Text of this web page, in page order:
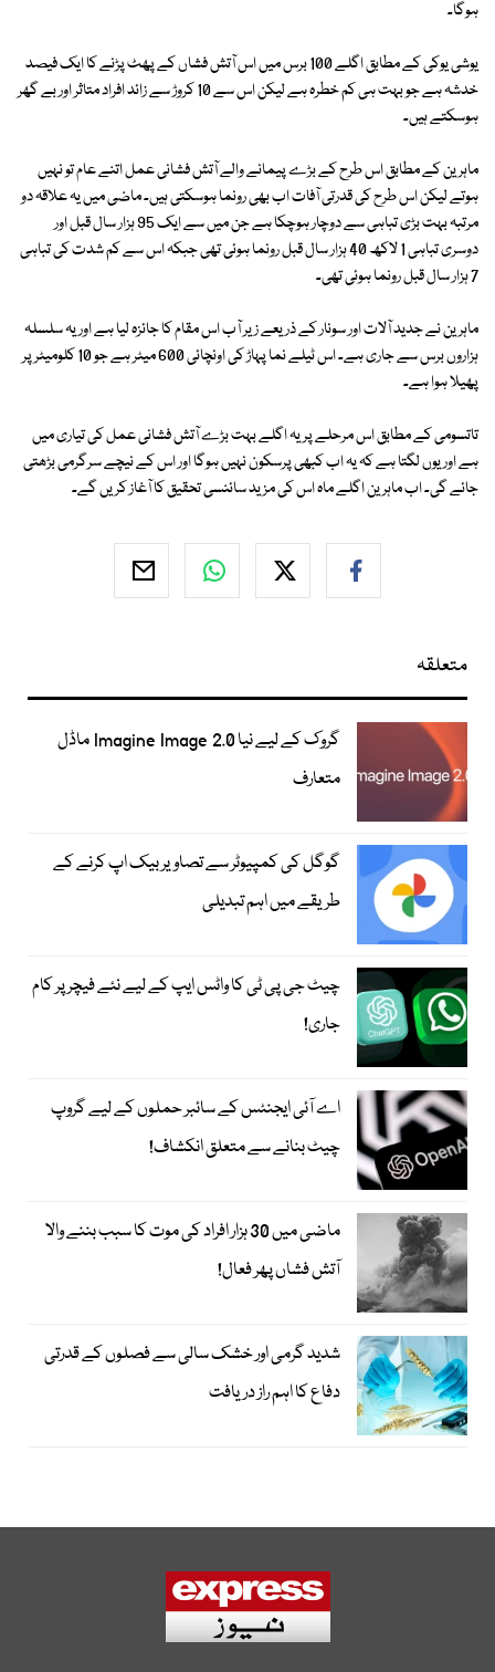
ہوگا۔
یوشی یوکی کے مطابق اگلے 100 برس میں اس آتش فشاں کے پھٹ پڑنے کا ایک فیصد
خدشہ ہے جو بہت ہی کم خطرہ ہے لیکن اس سے 10 کروڑ سے زائد افراد متاثر اور بے گھر
ہوسکتے ہیں۔
ماہرین کے مطابق اس طرح کے بڑے پیمانے والے آتش فشانی عمل اتنے عام تو نہیں
ہوتے لیکن اس طرح کی قدرتی آفات اب بھی رونما ہوسکتی ہیں۔ ماضی میں یہ علاقہ دو
مرتبہ بہت بڑی تباہی سے دوچار ہوچکا ہے جن میں سے ایک 95 ہزار سال قبل اور
دوسری تباہی 1 لاکھ 40 ہزار سال قبل رونما ہوئی تھی جبکہ اس سے کم شدت کی تباہی
7 ہزار سال قبل رونما ہوئی تھی۔
ماہرین نے جدید آلات اور سونار کے ذریعے زیر آب اس مقام کا جائزہ لیا ہے اور یہ سلسلہ
ہزاروں برس سے جاری ہے۔ اس ٹیلے نما پہاڑ کی اونچائی 600 میٹر ہے جو 10 کلومیٹر پر
پھیلا ہوا ہے۔
تاتسومی کے مطابق اس مرحلے پر یہ اگلے بہت بڑے آتش فشانی عمل کی تیاری میں
ہے اور یوں لگتا ہے کہ یہ اب کبھی پرسکون نہیں ہوگا اور اس کے نیچے سرگرمی بڑھتی
جائے گی۔ اب ماہرین اگلے ماہ اس کی مزید سائنسی تحقیق کا آغاز کریں گے۔
متعلقہ
گروک کے لیے نیا Imagine Image 2.0 ماڈل
متعارف
گوگل کی کمپیوٹر سے تصاویر بیک اپ کرنے کے
طریقے میں اہم تبدیلی
چیٹ جی پی ٹی کا واٹس ایپ کے لیے نئے فیچر پر کام
جاری!
اے آئی ایجنٹس کے سائبر حملوں کے لیے گروپ
چیٹ بنانے سے متعلق انکشاف!
ماضی میں 30 ہزار افراد کی موت کا سبب بننے والا
آتش فشاں پھر فعال!
شدید گرمی اور خشک سالی سے فصلوں کے قدرتی
دفاع کا اہم راز دریافت